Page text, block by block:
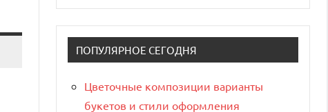
ПОПУЛЯРНОЕ СЕГОДНЯ
Цветочные композиции варианты
букетов и стили оформления